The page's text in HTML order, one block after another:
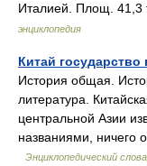
Италией. Площ.
энциклопедия
Китай государство
История общая.
литература.
центральной Азии
названиями, ничего
Энциклопедический